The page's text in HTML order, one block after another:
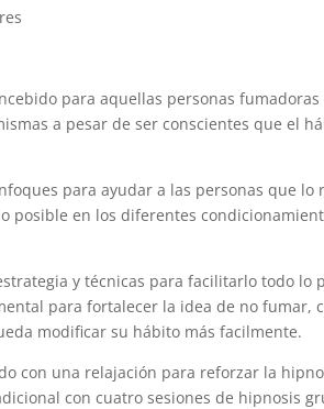
para aquellas personas
a pesar de ser conscientes que el
para ayudar a las personas que lo
posible en los diferentes
y técnicas para facilitarlo todo lo
para fortalecer la idea de no fumar,
modificar su hábito más facilmente.
con una relajación para reforzar la
con cuatro sesiones de hipnosis